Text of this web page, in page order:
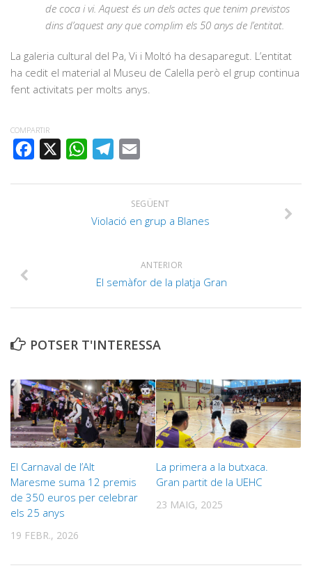
de coca i vi. Aquest és un dels actes que tenim previstos
dins d’aquest any que complim els 50 anys de l’entitat.
La galeria cultural del Pa, Vi i Moltó ha desaparegut. L’entitat
ha cedit el material al Museu de Calella però el grup continua
fent activitats per molts anys.
COMPARTIR
FACEBOOK
WHATSAPPTELEGRAM
SEGÜENT
Violació en grup a Blanes
ANTERIOR
El semàfor de la platja Gran
POTSER T'INTERESSA
El Carnaval de l’Alt
Maresme suma 12 premis
de 350 euros per celebrar
els 25 anys
19 FEBR., 2026
La primera a la butxaca.
Gran partit de la UEHC
23 MAIG, 2025